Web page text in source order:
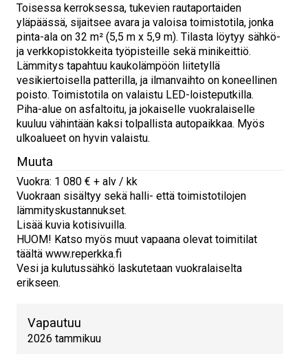
Toisessa kerroksessa, tukevien rautaportaiden
yläpäässä, sijaitsee avara ja valoisa toimistotila, jonka
pinta-ala on 32 m² (5,5 m x 5,9 m). Tilasta löytyy sähkö-
ja verkkopistokkeita työpisteille sekä minikeittiö.
Lämmitys tapahtuu kaukolämpöön liitetyllä
vesikiertoisella patterilla, ja ilmanvaihto on koneellinen
poisto. Toimistotila on valaistu LED-loisteputkilla.
Piha-alue on asfaltoitu, ja jokaiselle vuokralaiselle
kuuluu vähintään kaksi tolpallista autopaikkaa. Myös
ulkoalueet on hyvin valaistu.
Muuta
Vuokra: 1 080 € + alv / kk
Vuokraan sisältyy sekä halli- että toimistotilojen
lämmityskustannukset.
Lisää kuvia kotisivuilla.
HUOM! Katso myös muut vapaana olevat toimitilat
täältä www.reperkka.fi
Vesi ja kulutussähkö laskutetaan vuokralaiselta
erikseen.
Vapautuu
2026 tammikuu